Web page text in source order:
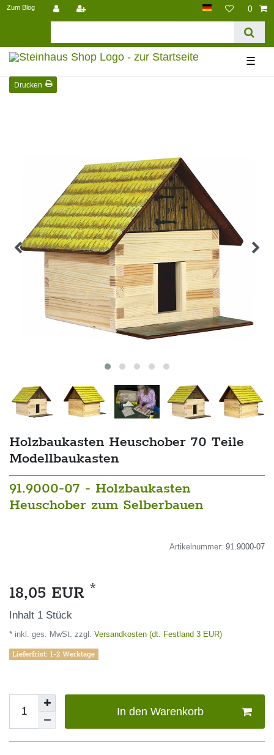
Zum Blog 0
☰
Drucken
Holzbaukasten Heuschober 70 Teile
Modellbaukasten
91.9000-07 - Holzbaukasten
Heuschober zum Selberbauen
Artikelnummer: 91.9000-07
18,05 EUR *
Inhalt 1 Stück
* inkl. ges. MwSt. zzgl. Versandkosten (dt. Festland 3 EUR)
Lieferfrist: 1-2 Werktage
In den Warenkorb